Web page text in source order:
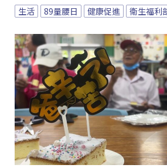
生活 89量腰日 健康促進 衛生福利